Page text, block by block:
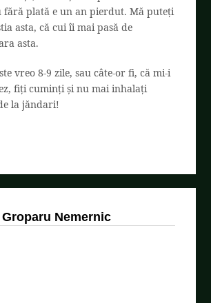
fără plată e un an pierdut. Mă puteți
asta, că cui îi mai pasă de
asta.
vreo 8-9 zile, sau câte-or fi, că mi-i
fiți cuminți și nu mai inhalați
la jăndari!
Nemernic